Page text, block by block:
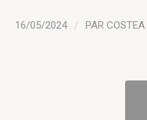
16/05/2024 / PARCOSTEA